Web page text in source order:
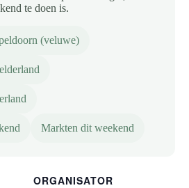
te doen is.
(veluwe)
Markten dit weekend
ORGANISATOR